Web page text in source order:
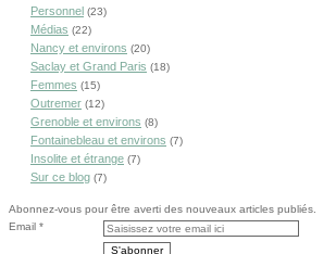
Personnel (23)
Médias (22)
Nancy et environs (20)
Saclay et Grand Paris (18)
Femmes (15)
Outremer (12)
Grenoble et environs (8)
Fontainebleau et environs (7)
Insolite et étrange (7)
Sur ce blog (7)
Abonnez-vous pour être averti des nouveaux articles publiés.
Email